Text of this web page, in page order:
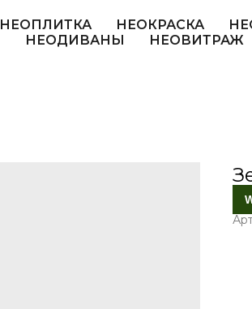
НЕОПЛИТКА НЕОКРАСКА
НЕОДИВАНЫ
НЕОВИТРАЖ